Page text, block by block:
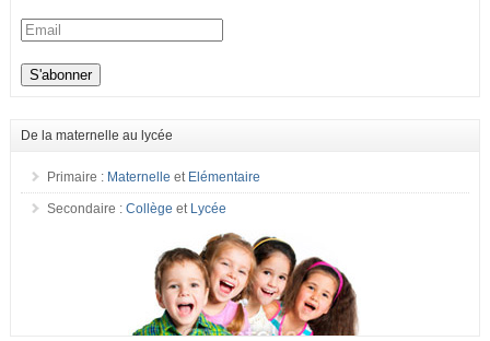
De la maternelle au lycée
Primaire : Maternelle et Elémentaire
Secondaire : Collège et Lycée